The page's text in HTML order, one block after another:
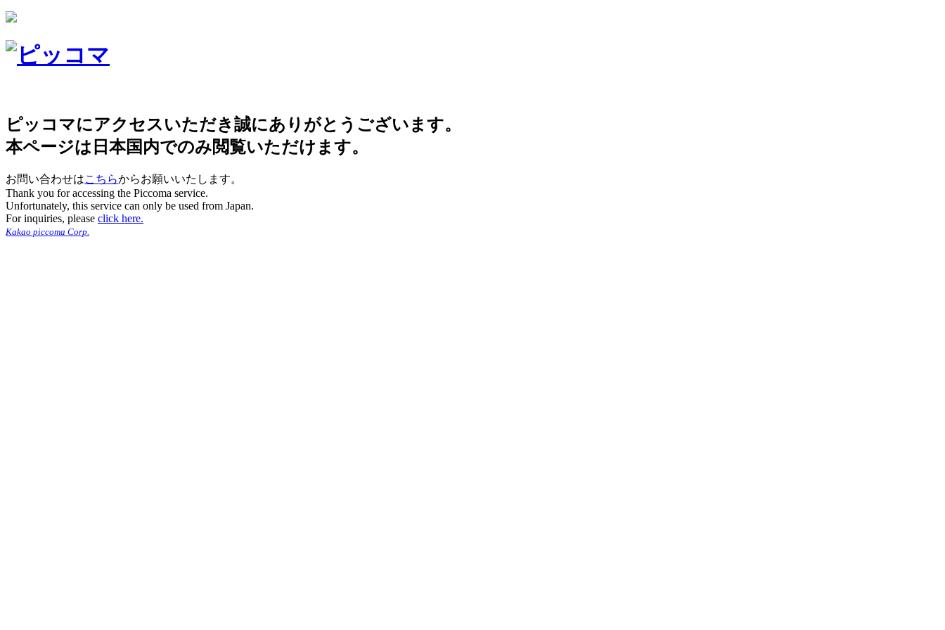
ピッコマにアクセスいただき誠にありがとうございます。
本ページは日本国内でのみ閲覧いただけます。
お問い合わせはこちらからお願いいたします。
Thank you for accessing the Piccoma service.
Unfortunately, this service can only be used from Japan.
For inquiries, please click here.
Kakao piccoma Corp.